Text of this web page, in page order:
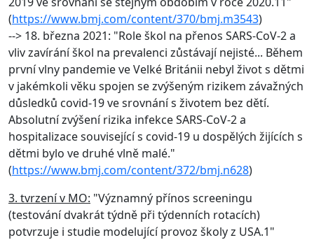
(https://www.bmj.com/content/370/bmj.m3543)
--> 18. března 2021: "Role škol na přenos SARS-CoV-2 a
vliv zavírání škol na prevalenci zůstávají nejisté... Během
první vlny pandemie ve Velké Británii nebyl život s dětmi
v jakémkoli věku spojen se zvýšeným rizikem závažných
důsledků covid-19 ve srovnání s životem bez dětí.
Absolutní zvýšení rizika infekce SARS-CoV-2 a
hospitalizace související s covid-19 u dospělých žijících s
dětmi bylo ve druhé vlně malé."
(https://www.bmj.com/content/372/bmj.n628)
3. tvrzení v MO: "Významný přínos screeningu
(testování dvakrát týdně při týdenních rotacích)
potvrzuje i studie modelující provoz školy z USA.1"